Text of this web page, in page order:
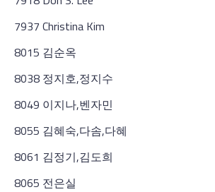
7937 Christina Kim
8015 김순옥
8038 정지호,정지수
8049 이지나,벤자민
8055 김혜숙,다솜,다혜
8061 김정기,김도희
8065 전은실